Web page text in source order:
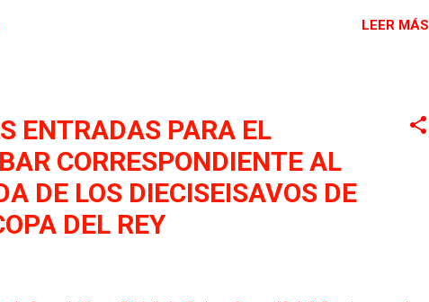
y una humedad relativa del aire que estará en torno al 73% por ciento.
LEER MÁS
ENTRADAS PARA EL
CORRESPONDIENTE AL
DE LOS DIECISEISAVOS DE
DEL REY